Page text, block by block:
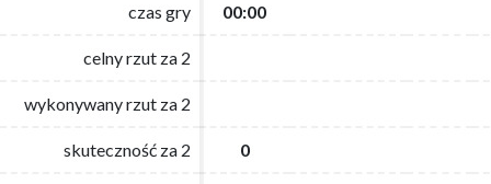
czas gry 00:00
celny rzut za 2
wykonywany rzut za 2
skuteczność za 2 0
czas gry 00:00
celny rzut za 2
wykonywany rzut za 2
skuteczność za 2 0